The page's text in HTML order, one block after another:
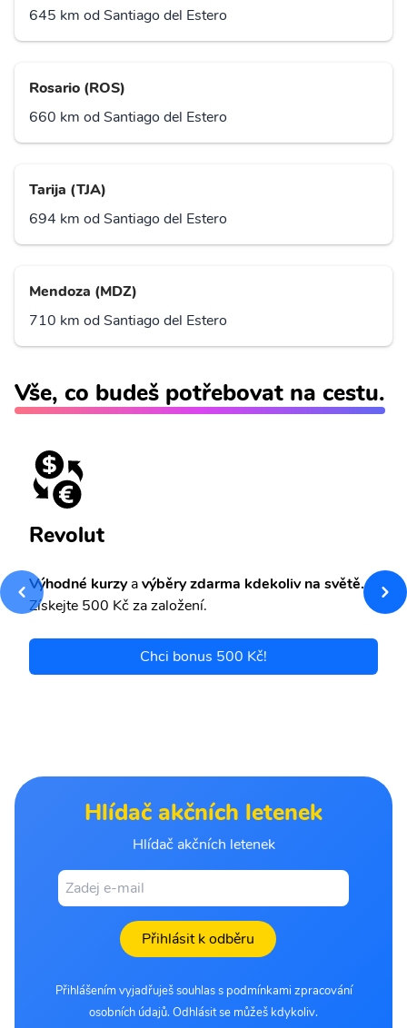
645 km od Santiago del Estero
Rosario (ROS)
660 km od Santiago del Estero
Tarija (TJA)
694 km od Santiago del Estero
Mendoza (MDZ)
710 km od Santiago del Estero
Vše, co budeš potřebovat na cestu.
Revolut
Výhodné kurzyavýběry zdarma kdekoliv na světě.
Získejte 500 Kč za založení.
Chci bonus 500 Kč!
Hlídač akčních letenek
Hlídač akčních letenek
Přihlásit k odběru
Přihlášením vyjadřuješ souhlas s podmínkami zpracování
osobních údajů. Odhlásit se můžeš kdykoliv.